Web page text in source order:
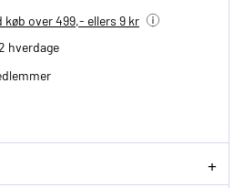
køb over 499,- ellers 9 kr
hverdage